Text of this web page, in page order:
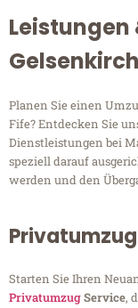
Leistungen
Planen Sie einen
Fife? Entdecken Sie
Dienstleistungen bei
speziell darauf
werden und den
Privatumzug
Starten Sie Ihren
PrivatumzugService,